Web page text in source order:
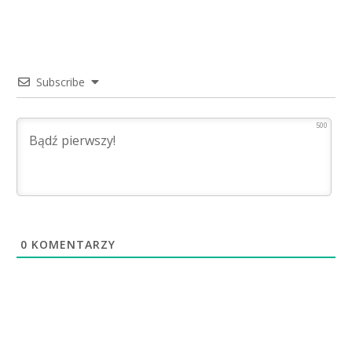
Subscribe
500
0 KOMENTARZY